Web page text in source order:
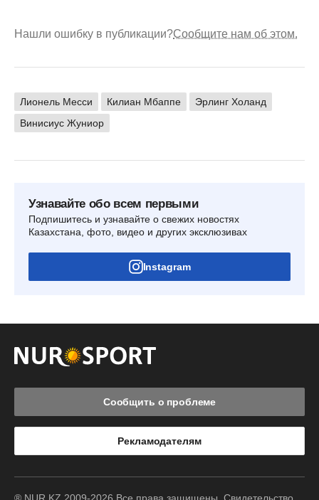
Нашли ошибку в публикации?Сообщите нам об этом.
Лионель Месси Килиан Мбаппе
Эрлинг Холанд
Винисиус Жуниор
Узнавайте обо всем первыми
Подпишитесь и узнавайте о свежих новостях
Казахстана, фото, видео и других эксклюзивах
Instagram
Сообщить о проблеме
Рекламодателям
® NUR.KZ 2009-2026 Все права защищены. Свидетельство